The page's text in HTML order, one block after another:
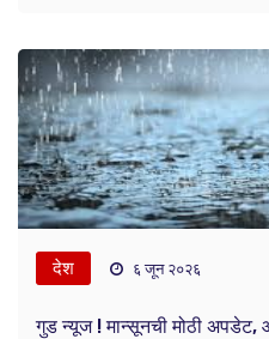
देश ६ जून २०२६
गुड न्यूज ! मान्सूनची मोठी अपडेट,